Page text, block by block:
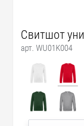
Свитшот
арт. WU01K004